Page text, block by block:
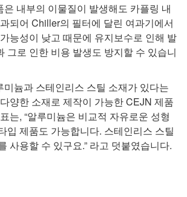
내부의 이물질이 발생해도 카플링 내
되어 Chiller의 필터에 달린 여과기에서
능성이 낮고 때문에 유지보수로 인해 발
그로 인한 비용 발생도 방지할 수 있습니
늄과 스테인리스 스틸 소재가 있다는
양한 소재로 제작이 가능한 CEJN 제품
는, “알루미늄은 비교적 자유로운 성형
입 제품도 가능합니다. 스테인리스 스틸
사용할 수 있구요.” 라고 덧붙였습니다.